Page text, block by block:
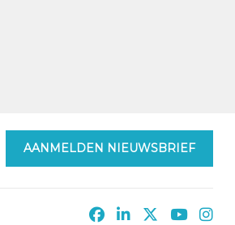
AANMELDEN NIEUWSBRIEF